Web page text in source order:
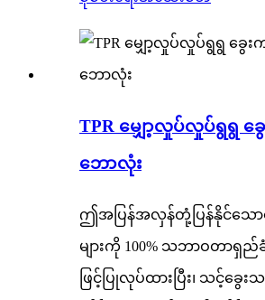
TPR မျှော့လှုပ်လှုပ်ရွရွ ခွ
ဘောလုံး
ဤအပြန်အလှန်တုံ့ပြန်နိုင်သော
များကို 100% သဘာဝတာရှည်
ဖြင့်ပြုလုပ်ထားပြီး၊ သင့်ခွေ